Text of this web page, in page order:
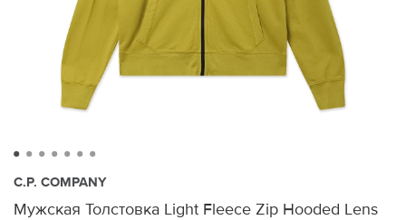
C.P. COMPANY
Мужская Толстовка Light Fleece Zip Hooded Lens